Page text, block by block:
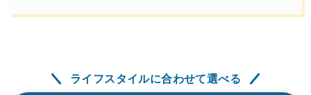
ライフスタイルに合わせて選べる